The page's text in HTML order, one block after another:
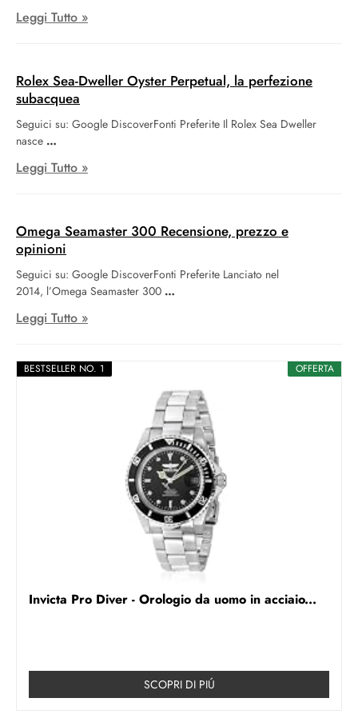
OFFERTA
BESTSELLER NO. 1
Invicta Pro Diver - Orologio da uomo in acciaio...
SCOPRI DI PIÚ
Leggi Tutto »
Rolex Sea-Dweller Oyster Perpetual, la perfezione
subacquea
Seguici su: Google DiscoverFonti Preferite Il Rolex Sea Dweller
nasce
Leggi Tutto »
Omega Seamaster 300 Recensione, prezzo e
opinioni
Seguici su: Google DiscoverFonti Preferite Lanciato nel
2014, l’Omega Seamaster 300
Leggi Tutto »